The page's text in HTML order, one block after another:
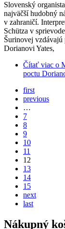
Slovenský
najväčší hudobný
v zahraničí.
Schütza v
Šurinovej
Dorianovi Yates,
Čítať viac o
poctu
first
previous
…
7
8
9
10
11
12
13
14
15
next
last
Nákupný